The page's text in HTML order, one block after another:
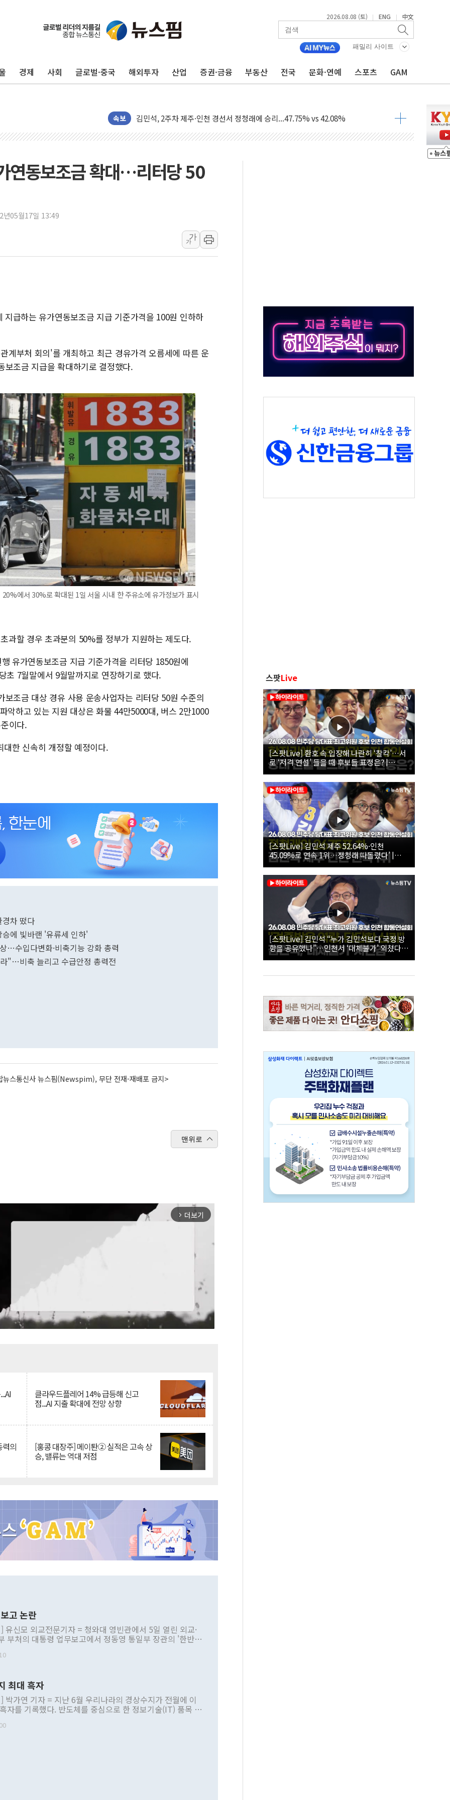
2026.08.08 (토) | ENG | 中文
패밀리 사이트
경제 사회 글로벌·중국 해외투자 산업 증권·금융 부동산 전국 문화·연예 스포츠 GAM
속보
포항시 재난예산 40억 긴급 투입…고수온 양식장 복구·지원 '총력'
[종합] 김민석, 정청래에 '0.86%p' 차 재역전 성공...金 45.42% vs 鄭 44.56%
인천 합동연설회 나선 송영길·정청래·김민석 당대표 후보
인사하는 김민석 당대표 후보
[속보] 민주, 제주·인천 경선 결과 발표...김민석 47.75% 정청래 42.08%
[속보] 민주, 제주 경선 결과 발표...김민석 52.64% 정청래 39.89% 송영길 7.47%
이번주 국내 주요 금융일정(8.10~8.14)
서울 중랑구 주택가서 흉기 난동…60대 남성 2명 숨져
李대통령 "결혼 때문에 손해 보는 일 없게"…'결혼 페널티' 22개 과제 손본다
인천서 말다툼 중 어머니 흉기 살해 10대 아들 체포
'화합' 꺼낸 김민석에 '뻔뻔' 받아친 정청래…제주 연설서 신경전 고조
연동보조금 확대…리터당 50
년05월17일 13:49
가
가
급하는 유가연동보조금 지급 기준가격을 100원 인하하
계부처 회의'를 개최하고 최근 경유가격 오름세에 따른 운
보조금 지급을 확대하기로 결정했다.
에서 30%로 확대된 1일 서울 시내 한 주유소에 유가정보가 표시
과할 경우 초과분의 50%를 정부가 지원하는 제도다.
유가연동보조금 지급 기준가격을 리터당 1850원에
초 7월말에서 9월말까지로 연장하기로 했다.
조금 대상 경유 사용 운송사업자는 리터당 50원 수준의
악하고 있는 지원 대상은 화물 44만5000대, 버스 2만1000
이다.
한 신속히 개정할 예정이다.
차 떴다
에 빛바랜 '유류세 인하'
…수입다변화·비축기능 강화 총력
"…비축 늘리고 수급안정 총력전
뉴스통신사 뉴스핌(Newspim), 무단 전재-재배포 금지>
맨위로
arrow_forward_ios 더보기
클라우드플레어 14% 급등해 신고
점...AI 지출 확대에 전망 상향
의 [홍콩 대장주] 메이퇀② 실적은 고속 상
승, 밸류는 역대 저점
고 논란
유신모 외교전문기자 = 청와대 영빈관에서 5일 열린 외교·
부처의 대통령 업무보고에서 정동영 통일부 장관의 '한반도
부 내 조율을 거치지 않은 사안을 정책으로 추진하겠다고 공
근거한 비현실적 구상'이라는 비판을 내놨다. 그동안 정 장
관련 발언이 물의를 빚은 적은 여러 번 있지만 대통령과 유
공개적으로 부정적 입장을 표명한 것은 이례적이다. 정 장
북 접근법과 월권을 제어해야 한다는 목소리도 높아지고 있
최대 흑자
박가연 기자 = 지난 6월 우리나라의 경상수지가 전월에 이
자를 기록했다. 반도체를 중심으로 한 정보기술(IT) 품목 수
르
스팟Live
[스팟Live] 환호 속 입장해 나란히 ‘찰칵’…서
로 ‘저격 연설’ 들을 때 후보들 표정은? |
26.08.08 더불어민주당 당대표·최고위원 후
보 인천 합동연설회
[스팟Live] 김민석 제주 52.64%·인천
45.09%로 연속 1위…정청래 따돌렸다’ |
26.08.08 더불어민주당 당대표·최고위원 후
보 인천 합동연설회
[스팟Live] 김민석 “누가 김민석보다 국정 방
향을 공유했나”…인천서 ‘대체불가’ 외쳤다 |
26.08.08 더불어민주당 당대표·최고위원 후